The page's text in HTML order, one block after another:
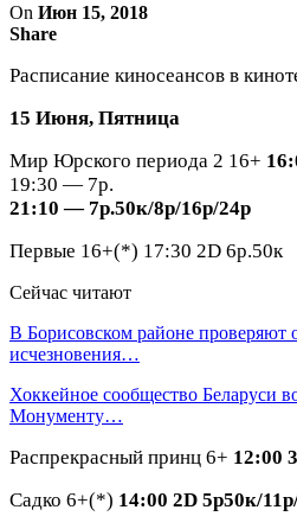
On Июн 15, 2018
Share
Расписание киносеансов в
15 Июня, Пятница
Мир Юрского периода 2 16+
19:30 — 7р.
21:10 — 7р.50к/8р/16р/24р
Первые 16+(*) 17:30 2D 6р.50к
Сейчас читают
В Борисовском районе проверяют
исчезновения…
Хоккейное сообщество Беларуси
Монументу…
Распрекрасный принц 6+ 12:00
Садко 6+(*) 14:00 2D 5р50к/